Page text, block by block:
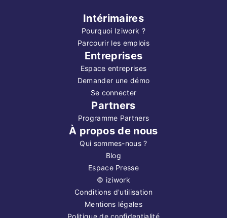
Intérimaires
Pourquoi Iziwork ?
Parcourir les emplois
Entreprises
Espace entreprises
Demander une démo
Se connecter
Partners
Programme Partners
À propos de nous
Qui sommes-nous ?
Blog
Espace Presse
© iziwork
Conditions d'utilisation
Mentions légales
Politique de confidentialité